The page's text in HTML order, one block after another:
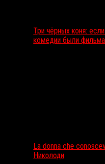
Три чёрных коня:
комедии были
La donna che
Николоди